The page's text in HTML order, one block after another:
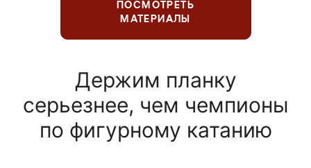
ПОСМОТРЕТЬ
МАТЕРИАЛЫ
Держим планку
серьезнее, чем чемпионы
по фигурному катанию